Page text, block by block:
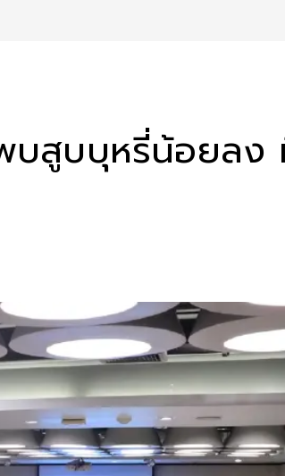
บสูบบุหรี่น้อยลง